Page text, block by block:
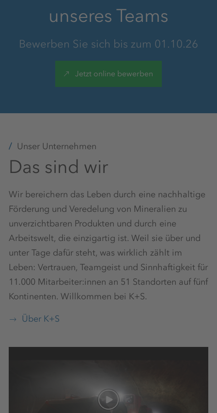
Planungssicherheit
Chancengleichheit, Vielfalt &
Inklusion
Gesundheitsaktionstage
Zuschläge
Vergünstigungen
Mehrarbeit
unseres Teams
Bewerben Sie sich bis zum 01.10.26
Jetzt online bewerben
Unser Unternehmen
Das sind wir
Wir bereichern das Leben durch eine nachhaltige
Förderung und Veredelung von Mineralien zu
unverzichtbaren Produkten und durch eine
Arbeitswelt, die einzigartig ist. Weil sie über und
unter Tage dafür steht, was wirklich zählt im
Leben: Vertrauen, Teamgeist und Sinnhaftigkeit für
11.000 Mitarbeiter:innen an 51 Standorten auf fünf
Kontinenten. Willkommen bei K+S.
Über K+S